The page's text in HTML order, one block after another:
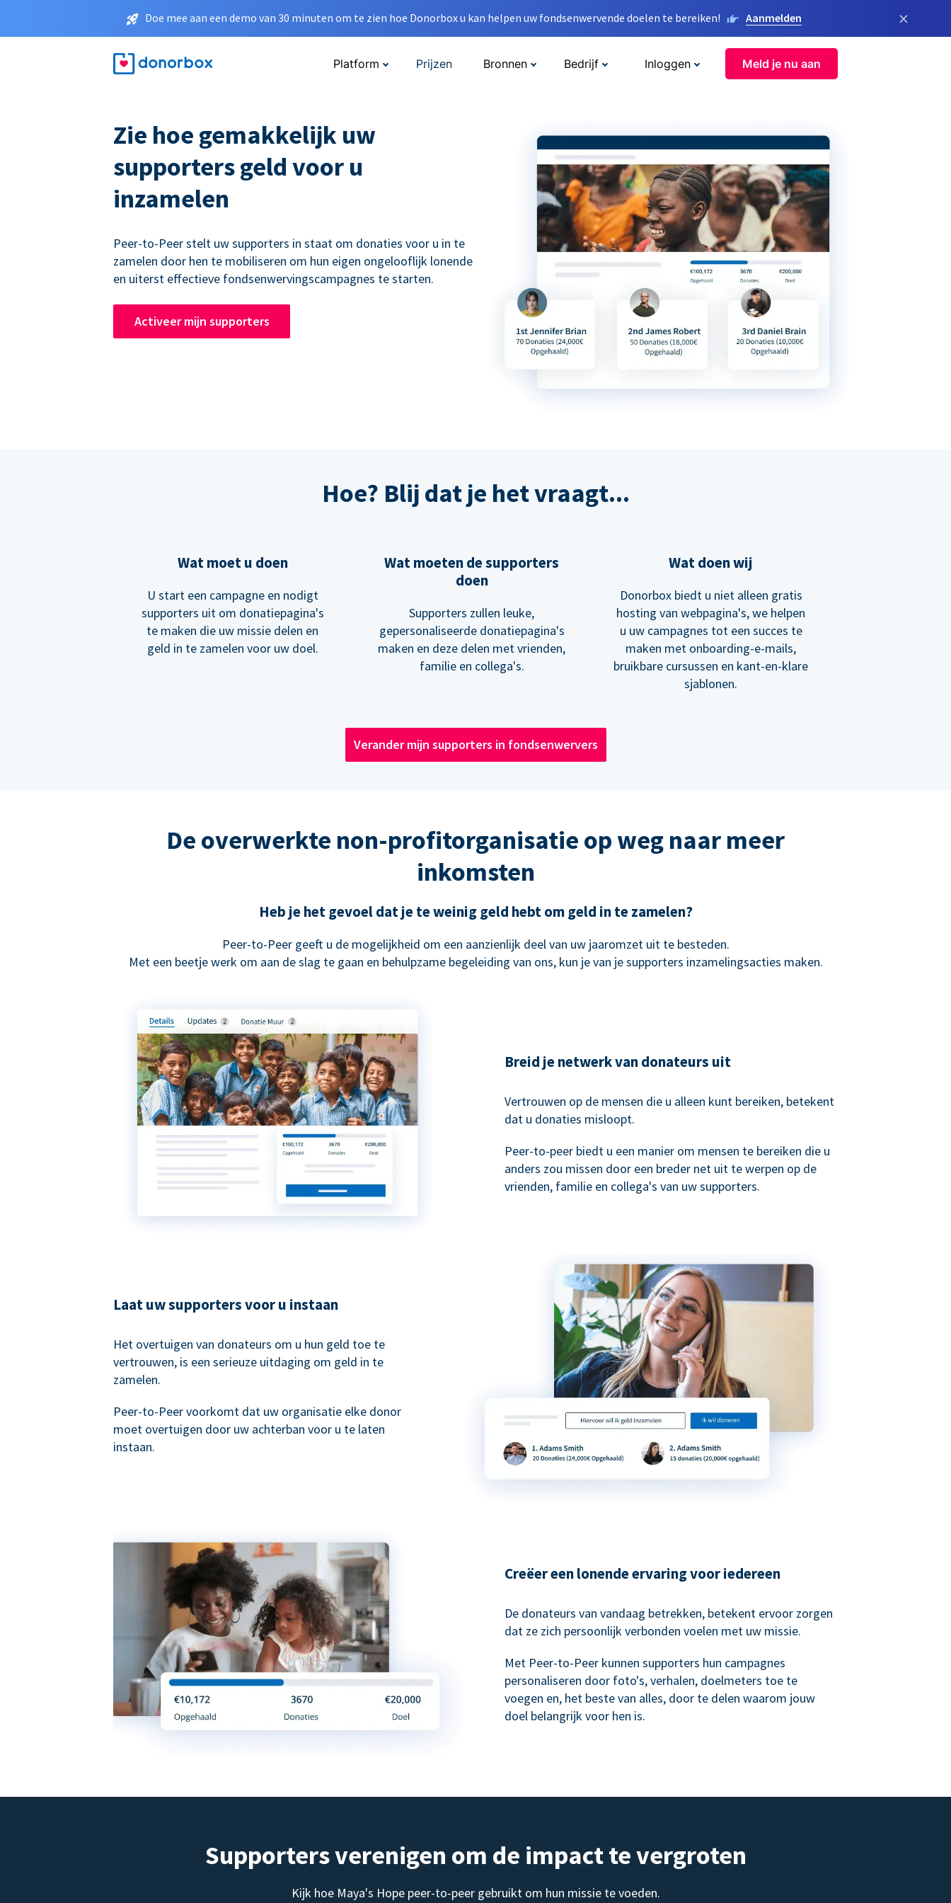
Doe mee aan een demo van 30 minuten om te zien hoe Donorbox u kan helpen uw fondsenwervende doelen te bereiken! Aanmelden ×
Platform Prijzen Bronnen Bedrijf Inloggen Meld je nu aan
Zie hoe gemakkelijk uw
supporters geld voor u
inzamelen
Peer-to-Peer stelt uw supporters in staat om donaties voor u in te
zamelen door hen te mobiliseren om hun eigen ongelooflijk lonende
en uiterst effectieve fondsenwervingscampagnes te starten.
Activeer mijn supporters
Hoe? Blij dat je het vraagt...
Wat moet u doen
U start een campagne en nodigt
supporters uit om donatiepagina's
te maken die uw missie delen en
geld in te zamelen voor uw doel.
Wat moeten de supporters
doen
Supporters zullen leuke,
gepersonaliseerde donatiepagina's
maken en deze delen met vrienden,
familie en collega's.
Wat doen wij
Donorbox biedt u niet alleen gratis
hosting van webpagina's, we helpen
u uw campagnes tot een succes te
maken met onboarding-e-mails,
bruikbare cursussen en kant-en-klare
sjablonen.
Verander mijn supporters in fondsenwervers
De overwerkte non-profitorganisatie op weg naar meer
inkomsten
Heb je het gevoel dat je te weinig geld hebt om geld in te zamelen?
Peer-to-Peer geeft u de mogelijkheid om een aanzienlijk deel van uw jaaromzet uit te besteden.
Met een beetje werk om aan de slag te gaan en behulpzame begeleiding van ons, kun je van je supporters inzamelingsacties maken.
Breid je netwerk van donateurs uit
Vertrouwen op de mensen die u alleen kunt bereiken, betekent
dat u donaties misloopt.
Peer-to-peer biedt u een manier om mensen te bereiken die u
anders zou missen door een breder net uit te werpen op de
vrienden, familie en collega's van uw supporters.
Laat uw supporters voor u instaan
Het overtuigen van donateurs om u hun geld toe te
vertrouwen, is een serieuze uitdaging om geld in te
zamelen.
Peer-to-Peer voorkomt dat uw organisatie elke donor
moet overtuigen door uw achterban voor u te laten
instaan.
Creëer een lonende ervaring voor iedereen
De donateurs van vandaag betrekken, betekent ervoor zorgen
dat ze zich persoonlijk verbonden voelen met uw missie.
Met Peer-to-Peer kunnen supporters hun campagnes
personaliseren door foto's, verhalen, doelmeters toe te
voegen en, het beste van alles, door te delen waarom jouw
doel belangrijk voor hen is.
Supporters verenigen om de impact te vergroten
Kijk hoe Maya's Hope peer-to-peer gebruikt om hun missie te voeden.